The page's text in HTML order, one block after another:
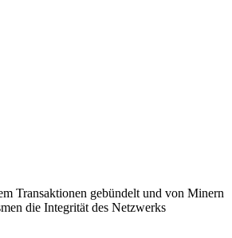
Transaktionen gebündelt und von Minern
die Integrität des Netzwerks